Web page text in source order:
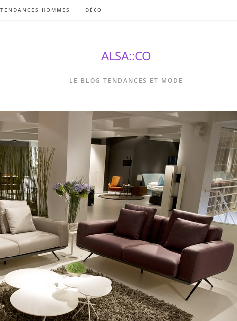
TENDANCES HOMMES DÉCO
ALSA::CO
LE BLOG TENDANCES ET MODE